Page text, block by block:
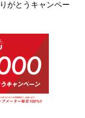
がとうキャンペー